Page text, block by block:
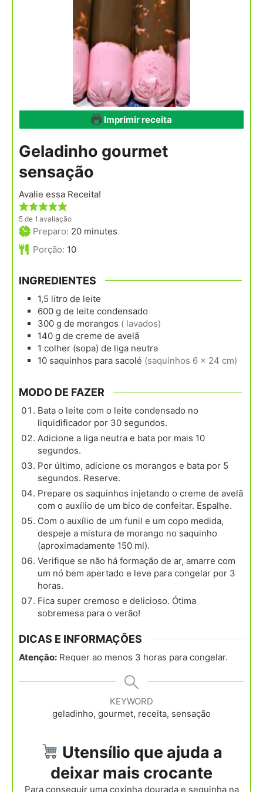
Imprimir receita
Geladinho gourmet
sensação
Avalie essa Receita!
5 de 1 avaliação
Preparo: 20minutes
minutes
Porção: 10
INGREDIENTES
1,5 litro de leite
600 g de leite condensado
300 g de morangos ( lavados)
140 g de creme de avelã
1 colher (sopa) de liga neutra
10 saquinhos para sacolé (saquinhos 6 x 24 cm)
MODO DE FAZER
Bata o leite com o leite condensado no
liquidificador por 30 segundos.
Adicione a liga neutra e bata por mais 10
segundos.
Por último, adicione os morangos e bata por 5
segundos. Reserve.
Prepare os saquinhos injetando o creme de avelã
com o auxílio de um bico de confeitar. Espalhe.
Com o auxílio de um funil e um copo medida,
despeje a mistura de morango no saquinho
(aproximadamente 150 ml).
Verifique se não há formação de ar, amarre com
um nó bem apertado e leve para congelar por 3
horas.
Fica super cremoso e delicioso. Ótima
sobremesa para o verão!
DICAS E INFORMAÇÕES
Atenção: Requer ao menos 3 horas para congelar.
KEYWORD
geladinho, gourmet, receita, sensação
Utensílio que ajuda a
deixar mais crocante
Para conseguir uma coxinha dourada e sequinha na